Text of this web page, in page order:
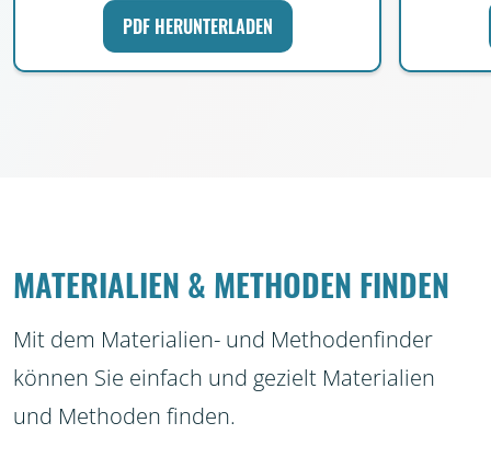
PDF HERUNTERLADEN
MATERIALIEN & METHODEN FINDEN
Mit dem Materialien- und Methodenfinder
können Sie einfach und gezielt Materialien
und Methoden finden.